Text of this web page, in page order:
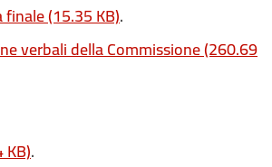
finale(15.35 KB).
verbali della Commissione(260.69
.